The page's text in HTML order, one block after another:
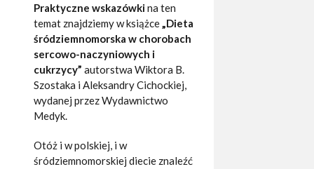
Praktyczne wskazówkina ten
temat znajdziemy w książce„Dieta
śródziemnomorska w chorobach
sercowo-naczyniowych i
cukrzycy” autorstwa Wiktora B.
Szostaka i Aleksandry Cichockiej,
wydanej przez Wydawnictwo
Medyk.
Otóż i w polskiej, i w
śródziemnomorskiej diecie znaleźć